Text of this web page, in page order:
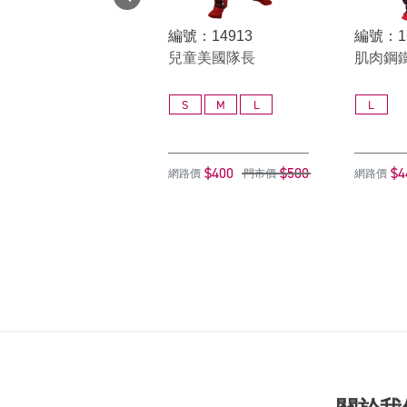
編號：14913
兒童美國隊長
S M L
網路價 $400 門市價 $500
編號：
肌肉鋼
L
網路價